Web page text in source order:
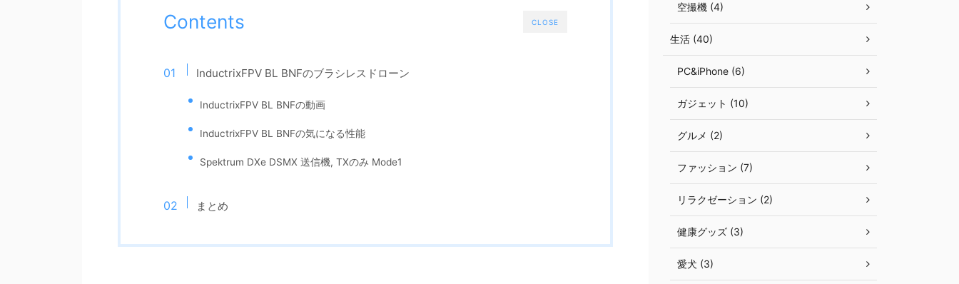
CLOSE
Contents
InductrixFPV BL BNFのブラシレスドローン
InductrixFPV BL BNFの動画
InductrixFPV BL BNFの気になる性能
Spektrum DXe DSMX 送信機, TXのみ Mode1
まとめ
空撮機 (4)
生活 (40)
PC&iPhone (6)
ガジェット (10)
グルメ (2)
ファッション (7)
リラクゼーション (2)
健康グッズ (3)
愛犬 (3)